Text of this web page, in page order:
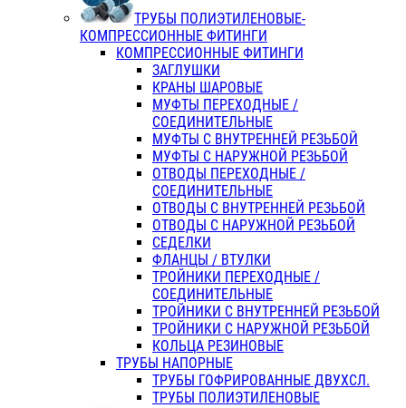
ТРУБЫ ПОЛИЭТИЛЕНОВЫЕ-
КОМПРЕССИОННЫЕ ФИТИНГИ
КОМПРЕССИОННЫЕ ФИТИНГИ
ЗАГЛУШКИ
КРАНЫ ШАРОВЫЕ
МУФТЫ ПЕРЕХОДНЫЕ /
СОЕДИНИТЕЛЬНЫЕ
МУФТЫ С ВНУТРЕННЕЙ РЕЗЬБОЙ
МУФТЫ С НАРУЖНОЙ РЕЗЬБОЙ
ОТВОДЫ ПЕРЕХОДНЫЕ /
СОЕДИНИТЕЛЬНЫЕ
ОТВОДЫ С ВНУТРЕННЕЙ РЕЗЬБОЙ
ОТВОДЫ С НАРУЖНОЙ РЕЗЬБОЙ
СЕДЕЛКИ
ФЛАНЦЫ / ВТУЛКИ
ТРОЙНИКИ ПЕРЕХОДНЫЕ /
СОЕДИНИТЕЛЬНЫЕ
ТРОЙНИКИ С ВНУТРЕННЕЙ РЕЗЬБОЙ
ТРОЙНИКИ С НАРУЖНОЙ РЕЗЬБОЙ
КОЛЬЦА РЕЗИНОВЫЕ
ТРУБЫ НАПОРНЫЕ
ТРУБЫ ГОФРИРОВАННЫЕ ДВУХСЛ.
ТРУБЫ ПОЛИЭТИЛЕНОВЫЕ